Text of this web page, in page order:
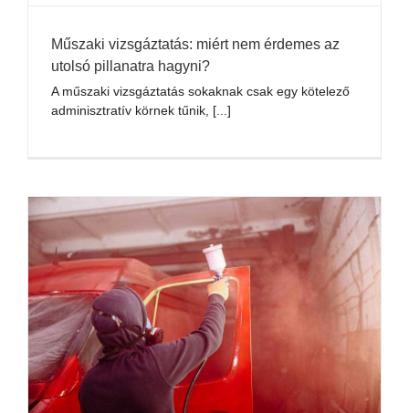
Műszaki vizsgáztatás: miért nem érdemes az
utolsó pillanatra hagyni?
A műszaki vizsgáztatás sokaknak csak egy kötelező
adminisztratív körnek tűnik, [...]